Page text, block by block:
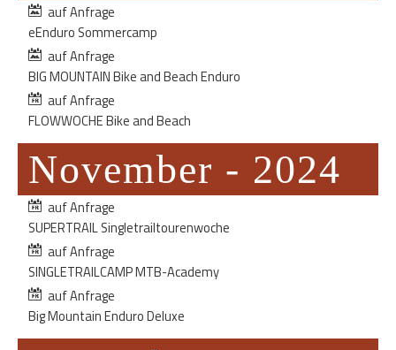
auf Anfrage
eEnduro Sommercamp
auf Anfrage
BIG MOUNTAIN Bike and Beach Enduro
auf Anfrage
FLOWWOCHE Bike and Beach
November - 2024
auf Anfrage
SUPERTRAIL Singletrailtourenwoche
auf Anfrage
SINGLETRAILCAMP MTB-Academy
auf Anfrage
Big Mountain Enduro Deluxe